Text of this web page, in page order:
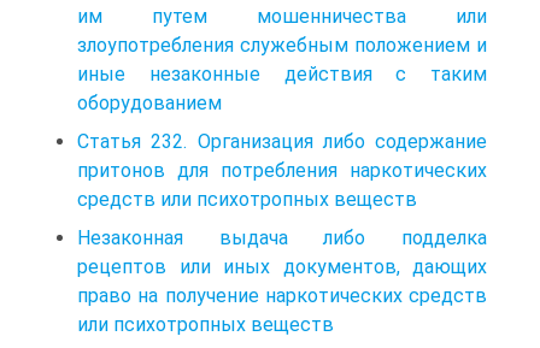
им путем мошенничества или
злоупотребления служебным положением и
иные незаконные действия с таким
оборудованием
Статья 232. Организация либо содержание
притонов для потребления наркотических
средств или психотропных веществ
Незаконная выдача либо подделка
рецептов или иных документов, дающих
право на получение наркотических средств
или психотропных веществ